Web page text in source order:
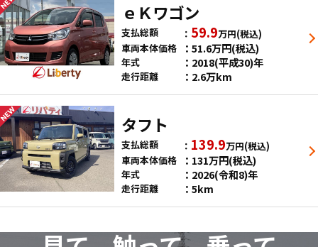
ｅＫワゴン
支払総額 59.9万円(税込)
車両本体価格
51.6万円(税込)
年式 2018(平成30)年
走行距離 2.6万km
タフト
支払総額 139.9万円(税込)
車両本体価格
131万円(税込)
年式 2026(令和8)年
走行距離 5km